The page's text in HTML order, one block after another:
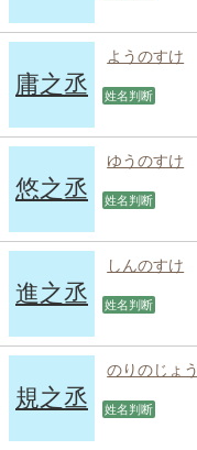
庸之丞
ようのすけ
姓名判断
悠之丞
ゆうのすけ
姓名判断
進之丞
しんのすけ
姓名判断
規之丞
のりのじょう
姓名判断